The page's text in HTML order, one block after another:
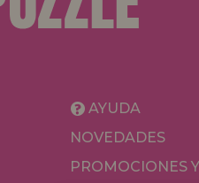
AYUDA
NOVEDADES
PROMOCIONES